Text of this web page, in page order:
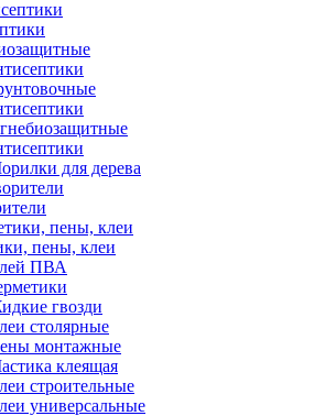
для дерева
пены, клеи
ПВА
гвозди
столярные
монтажные
клеящая
строительные
универсальные